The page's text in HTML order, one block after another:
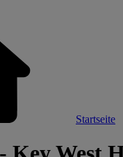
Startseite